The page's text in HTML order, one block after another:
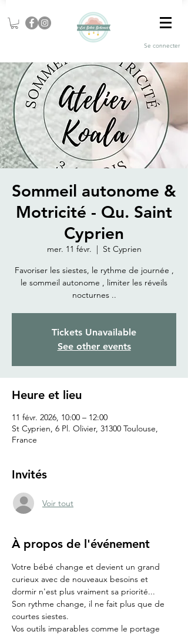
Se connecter
Sommeil autonome &
Motricité - Qu. Saint
Cyprien
mer. 11 févr.
  |
St Cyprien
Favoriser les siestes, le rythme de journée ,
le sommeil autonome , limiter les réveils
nocturnes ..
Tickets Unavailable
See other events
Heure et lieu
11 févr. 2026, 10:00 – 12:00
St Cyprien, 6 Pl. Olivier, 31300 Toulouse,
France
Invités
Voir tout
À propos de l'événement
Votre bébé change et devient un grand
curieux avec de nouveaux besoins et
dormir n'est plus vraiment sa priorité...
Son rythme change, il ne fait plus que de
courtes siestes.
Vos outils imparables comme le portage